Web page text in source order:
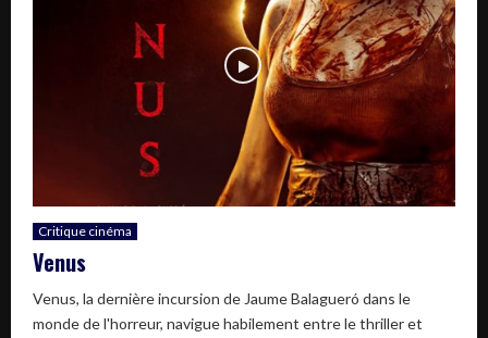
Critique cinéma
Venus
Venus, la dernière incursion de Jaume Balagueró dans le
monde de l'horreur, navigue habilement entre le thriller et